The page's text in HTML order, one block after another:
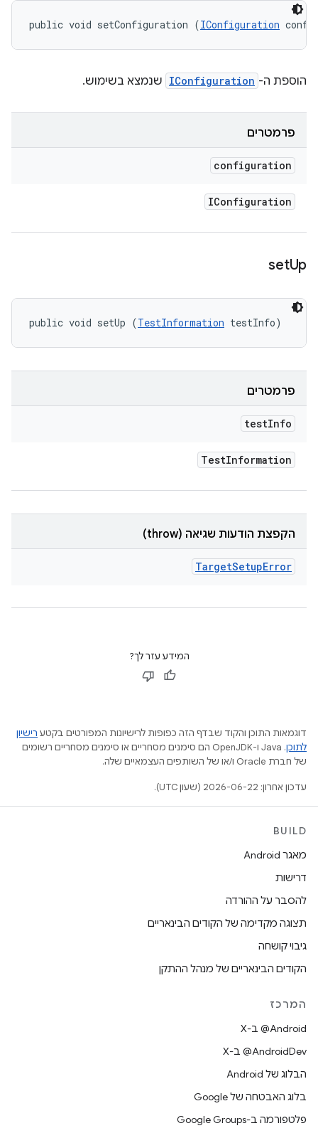
public void setConfiguration (IConfiguration
הוספת ה- IConfiguration שנמצא בשימוש.
פרמטרים
configuration
IConfiguration
setUp
public void setUp (TestInformation testInfo)
פרמטרים
testInfo
TestInformation
הקפצת הודעות שגיאה (throw)
TargetSetupError
המידע עזר לך?
דוגמאות התוכן והקוד שבדף הזה כפופות לרישיונות המפורטים בקטע רישיון
לתוכן
.‏ Java ו-OpenJDK הם סימנים מסחריים או סימנים מסחריים רשומים
של חברת Oracle ו/או של השותפים העצמאיים שלה.
עדכון אחרון: 2026-06-22 (שעון UTC).
BUILD
מאגר Android
דרישות
להסבר על ההורדה
תצוגה מקדימה של הקודים הבינאריים
גיבוי קושחה
הקודים הבינאריים של מנהל ההתקן
המרכז
‫‎@Android ב-X
‫‎@AndroidDev ב-X
הבלוג של Android
בלוג האבטחה של Google
פלטפורמה ב-Google Groups